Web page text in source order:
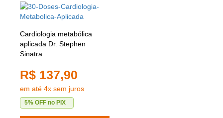
Cardiologia metabólica
aplicada Dr. Stephen
Sinatra
R$ 137,90
em até 4x sem juros
5% OFF no PIX